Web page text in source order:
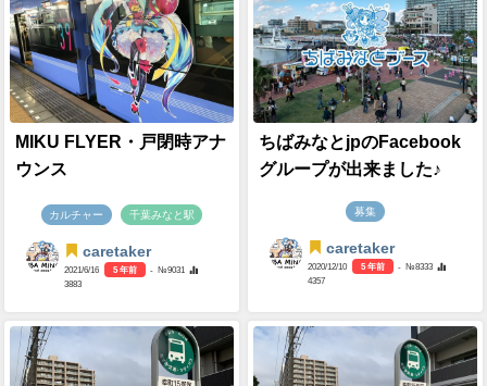
MIKU FLYER・戸閉時アナ
ウンス
カルチャー 千葉みなと駅
caretaker
2021/6/16 5 年前
- №9031
3883
ちばみなとjpのFacebook
グループが出来ました♪
募集
caretaker
2020/12/10 5 年前
- №8333
4357